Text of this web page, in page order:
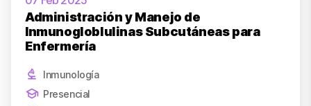
Administración y Manejo de
Inmunogloblulinas Subcutáneas para
Enfermería
Inmunología
Presencial